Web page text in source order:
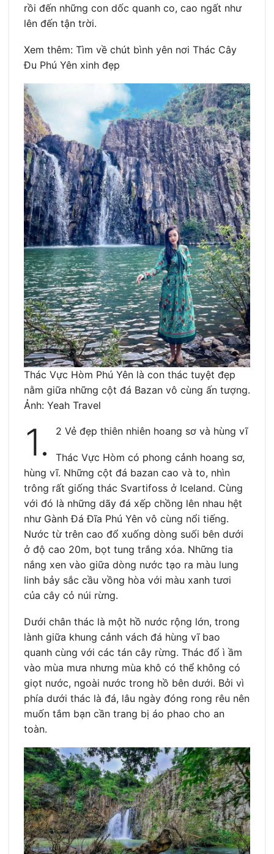
rồi đến những con dốc quanh co, cao ngất như
lên đến tận trời.
Xem thêm: Tìm về chút bình yên nơi Thác Cây
Đu Phú Yên xinh đẹp
Thác Vực Hòm Phú Yên là con thác tuyệt đẹp
nằm giữa những cột đá Bazan vô cùng ấn tượng.
Ảnh: Yeah Travel
1. 2 Vẻ đẹp thiên nhiên hoang sơ và hùng vĩ
Thác Vực Hòm có phong cảnh hoang sơ,
hùng vĩ. Những cột đá bazan cao và to, nhìn
trông rất giống thác Svartifoss ở Iceland. Cùng
với đó là những dãy đá xếp chồng lên nhau hệt
như Gành Đá Đĩa Phú Yên vô cùng nổi tiếng.
Nước từ trên cao đổ xuống dòng suối bên dưới
ở độ cao 20m, bọt tung trắng xóa. Những tia
nắng xen vào giữa dòng nước tạo ra màu lung
linh bảy sắc cầu vồng hòa với màu xanh tươi
của cây cỏ núi rừng.
Dưới chân thác là một hồ nước rộng lớn, trong
lành giữa khung cảnh vách đá hùng vĩ bao
quanh cùng với các tán cây rừng. Thác đổ ì ầm
vào mùa mưa nhưng mùa khô có thể không có
giọt nước, ngoài nước trong hồ bên dưới. Bởi vì
phía dưới thác là đá, lâu ngày đóng rong rêu nên
muốn tắm bạn cần trang bị áo phao cho an
toàn.